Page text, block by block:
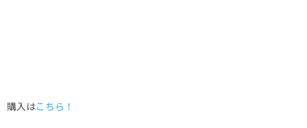
購入はこちら！